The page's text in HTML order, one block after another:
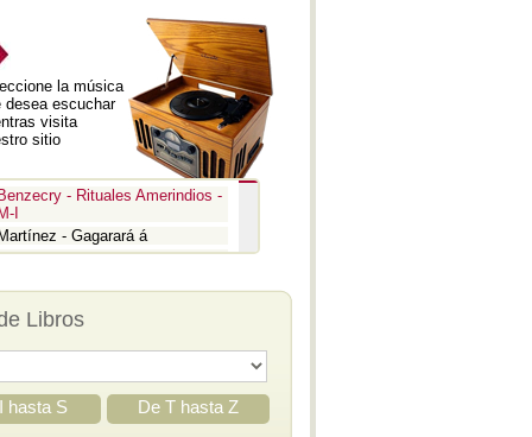
la música
desea escuchar
visita
sitio
Benzecry - Rituales Amerindios -
M-I
Martínez - Gagarará á
- Pedro y el lobo
- Romeo y Julieta -
Suite 3
- Iván el Terrible
Libros
hasta S De T hasta Z